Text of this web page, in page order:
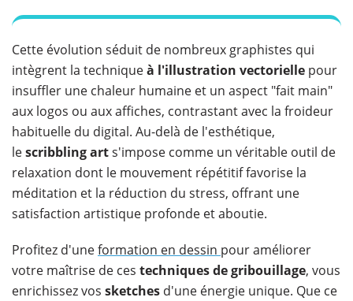
Cette évolution séduit de nombreux graphistes qui
intègrent la techniqueà l'illustration vectorielle pour
insuffler une chaleur humaine et un aspect "fait main"
aux logos ou aux affiches, contrastant avec la froideur
habituelle du digital. Au-delà de l'esthétique,
lescribbling arts'impose comme un véritable outil de
relaxation dont le mouvement répétitif favorise la
méditation et la réduction du stress, offrant une
satisfaction artistique profonde et aboutie.
Profitez d'uneformation en dessin pour améliorer
votre maîtrise de ces techniques de gribouillage, vous
enrichissez vos sketches d'une énergie unique. Que ce